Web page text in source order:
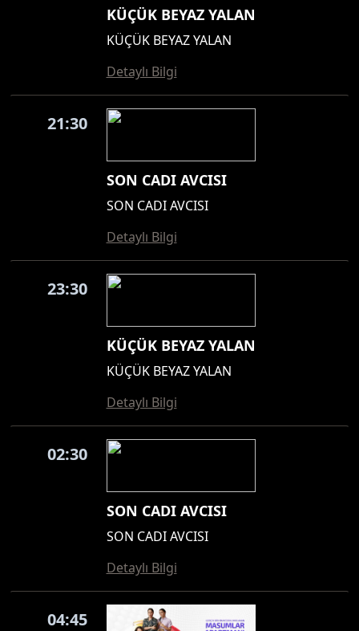
KÜÇÜK BEYAZ YALAN
KÜÇÜK BEYAZ YALAN
Detaylı Bilgi
21:30
SON CADI AVCISI
SON CADI AVCISI
Detaylı Bilgi
23:30
KÜÇÜK BEYAZ YALAN
KÜÇÜK BEYAZ YALAN
Detaylı Bilgi
02:30
SON CADI AVCISI
SON CADI AVCISI
Detaylı Bilgi
04:45